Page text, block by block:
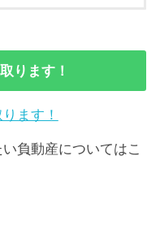
ります！
ます！
負動産についてはこ